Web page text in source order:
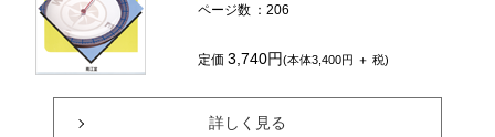
ページ数 ：206
定価3,740円(本体3,400円 ＋ 税)
詳しく見る